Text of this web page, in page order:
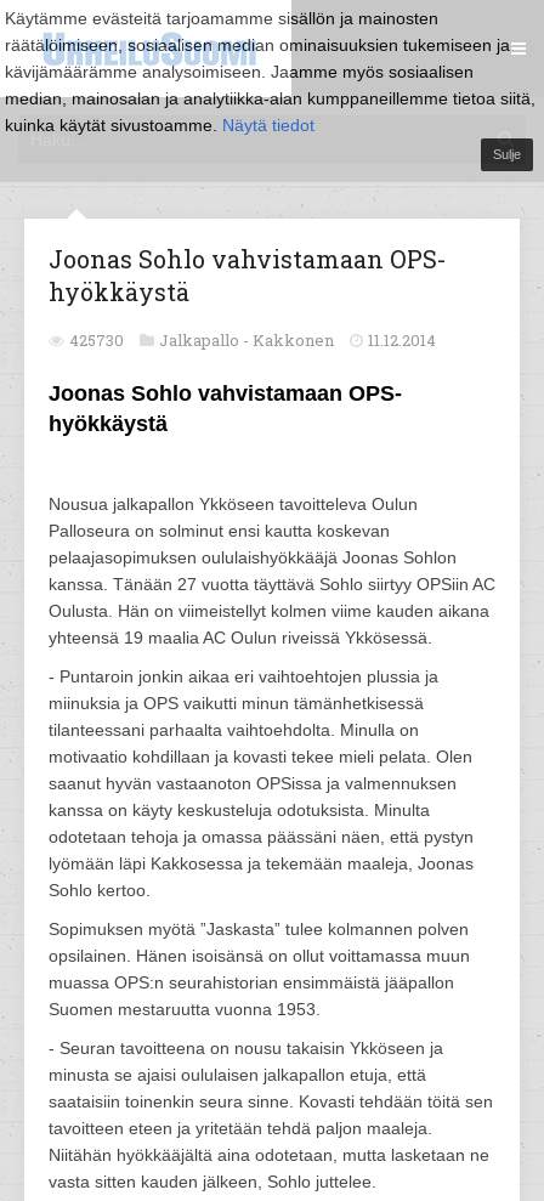
Käytämme evästeitä tarjoamamme sisällön ja mainosten
räätälöimiseen, sosiaalisen median ominaisuuksien tukemiseen ja
kävijämäärämme analysoimiseen. Jaamme myös sosiaalisen
median, mainosalan ja analytiikka-alan kumppaneillemme tietoa siitä,
kuinka käytät sivustoamme. Näytä tiedot
Sulje
Joonas Sohlo vahvistamaan OPS-
hyökkäystä
425730 Jalkapallo - Kakkonen 11.12.2014
Joonas Sohlo vahvistamaan OPS-
hyökkäystä
Nousua jalkapallon Ykköseen tavoitteleva Oulun
Palloseura on solminut ensi kautta koskevan
pelaajasopimuksen oululaishyökkääjä Joonas Sohlon
kanssa. Tänään 27 vuotta täyttävä Sohlo siirtyy OPSiin AC
Oulusta. Hän on viimeistellyt kolmen viime kauden aikana
yhteensä 19 maalia AC Oulun riveissä Ykkösessä.
- Puntaroin jonkin aikaa eri vaihtoehtojen plussia ja
miinuksia ja OPS vaikutti minun tämänhetkisessä
tilanteessani parhaalta vaihtoehdolta. Minulla on
motivaatio kohdillaan ja kovasti tekee mieli pelata. Olen
saanut hyvän vastaanoton OPSissa ja valmennuksen
kanssa on käyty keskusteluja odotuksista. Minulta
odotetaan tehoja ja omassa päässäni näen, että pystyn
lyömään läpi Kakkosessa ja tekemään maaleja, Joonas
Sohlo kertoo.
Sopimuksen myötä ”Jaskasta” tulee kolmannen polven
opsilainen. Hänen isoisänsä on ollut voittamassa muun
muassa OPS:n seurahistorian ensimmäistä jääpallon
Suomen mestaruutta vuonna 1953.
- Seuran tavoitteena on nousu takaisin Ykköseen ja
minusta se ajaisi oululaisen jalkapallon etuja, että
saataisiin toinenkin seura sinne. Kovasti tehdään töitä sen
tavoitteen eteen ja yritetään tehdä paljon maaleja.
Niitähän hyökkääjältä aina odotetaan, mutta lasketaan ne
vasta sitten kauden jälkeen, Sohlo juttelee.